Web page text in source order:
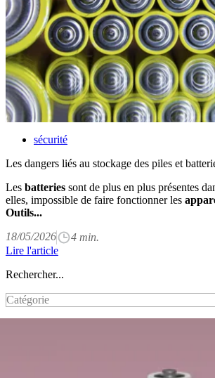
sécurité
Les dangers liés au stockage des piles et
Les batteries sont de plus en plus présentes
elles, impossible de faire fonctionner les
Outils...
18/05/2026
4 min.
Lire l'article
Catégorie